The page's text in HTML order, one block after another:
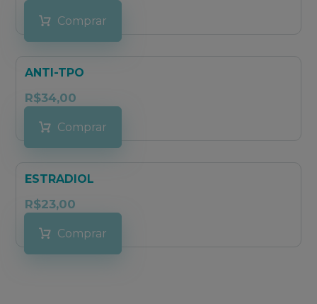
Comprar
ANTI-TPO
R$34,00
Comprar
ESTRADIOL
R$23,00
Comprar